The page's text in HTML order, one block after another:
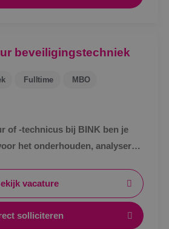
beveiligingstechniek
Fulltime MBO
of -technicus bij BINK ben je
het onderhouden, analyseren
vacature
solliciteren